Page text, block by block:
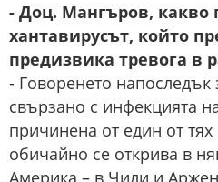
- Доц. Мангъров, какво
хантавирусът, който
предизвика тревога в
- Говоренето напоследък
свързано с инфекцията
причинена от един от тях
обичайно се открива в
Америка – в Чили и